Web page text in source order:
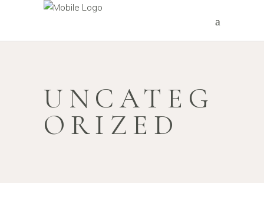
UNCATEG
ORIZED